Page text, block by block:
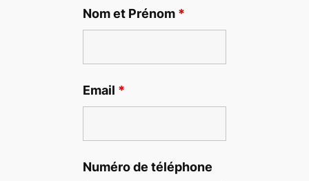
Nom et Prénom *
Email *
Numéro de téléphone